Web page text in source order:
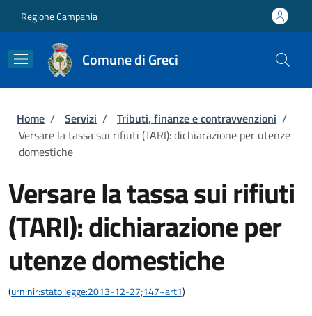
Regione Campania
Comune di Greci
Briciole di pane
Home / Servizi / Tributi, finanze e contravvenzioni /
Versare la tassa sui rifiuti (TARI): dichiarazione per utenze
domestiche
Versare la tassa sui rifiuti
(TARI): dichiarazione per
utenze domestiche
(urn:nir:stato:legge:2013-12-27;147~art1)